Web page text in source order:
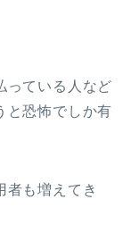
っている人など
と恐怖でしか有
者も増えてき